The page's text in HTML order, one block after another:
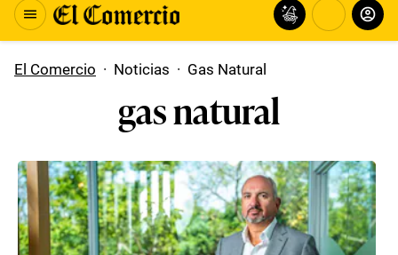
El Comercio · Noticias · Gas Natural
gas natural